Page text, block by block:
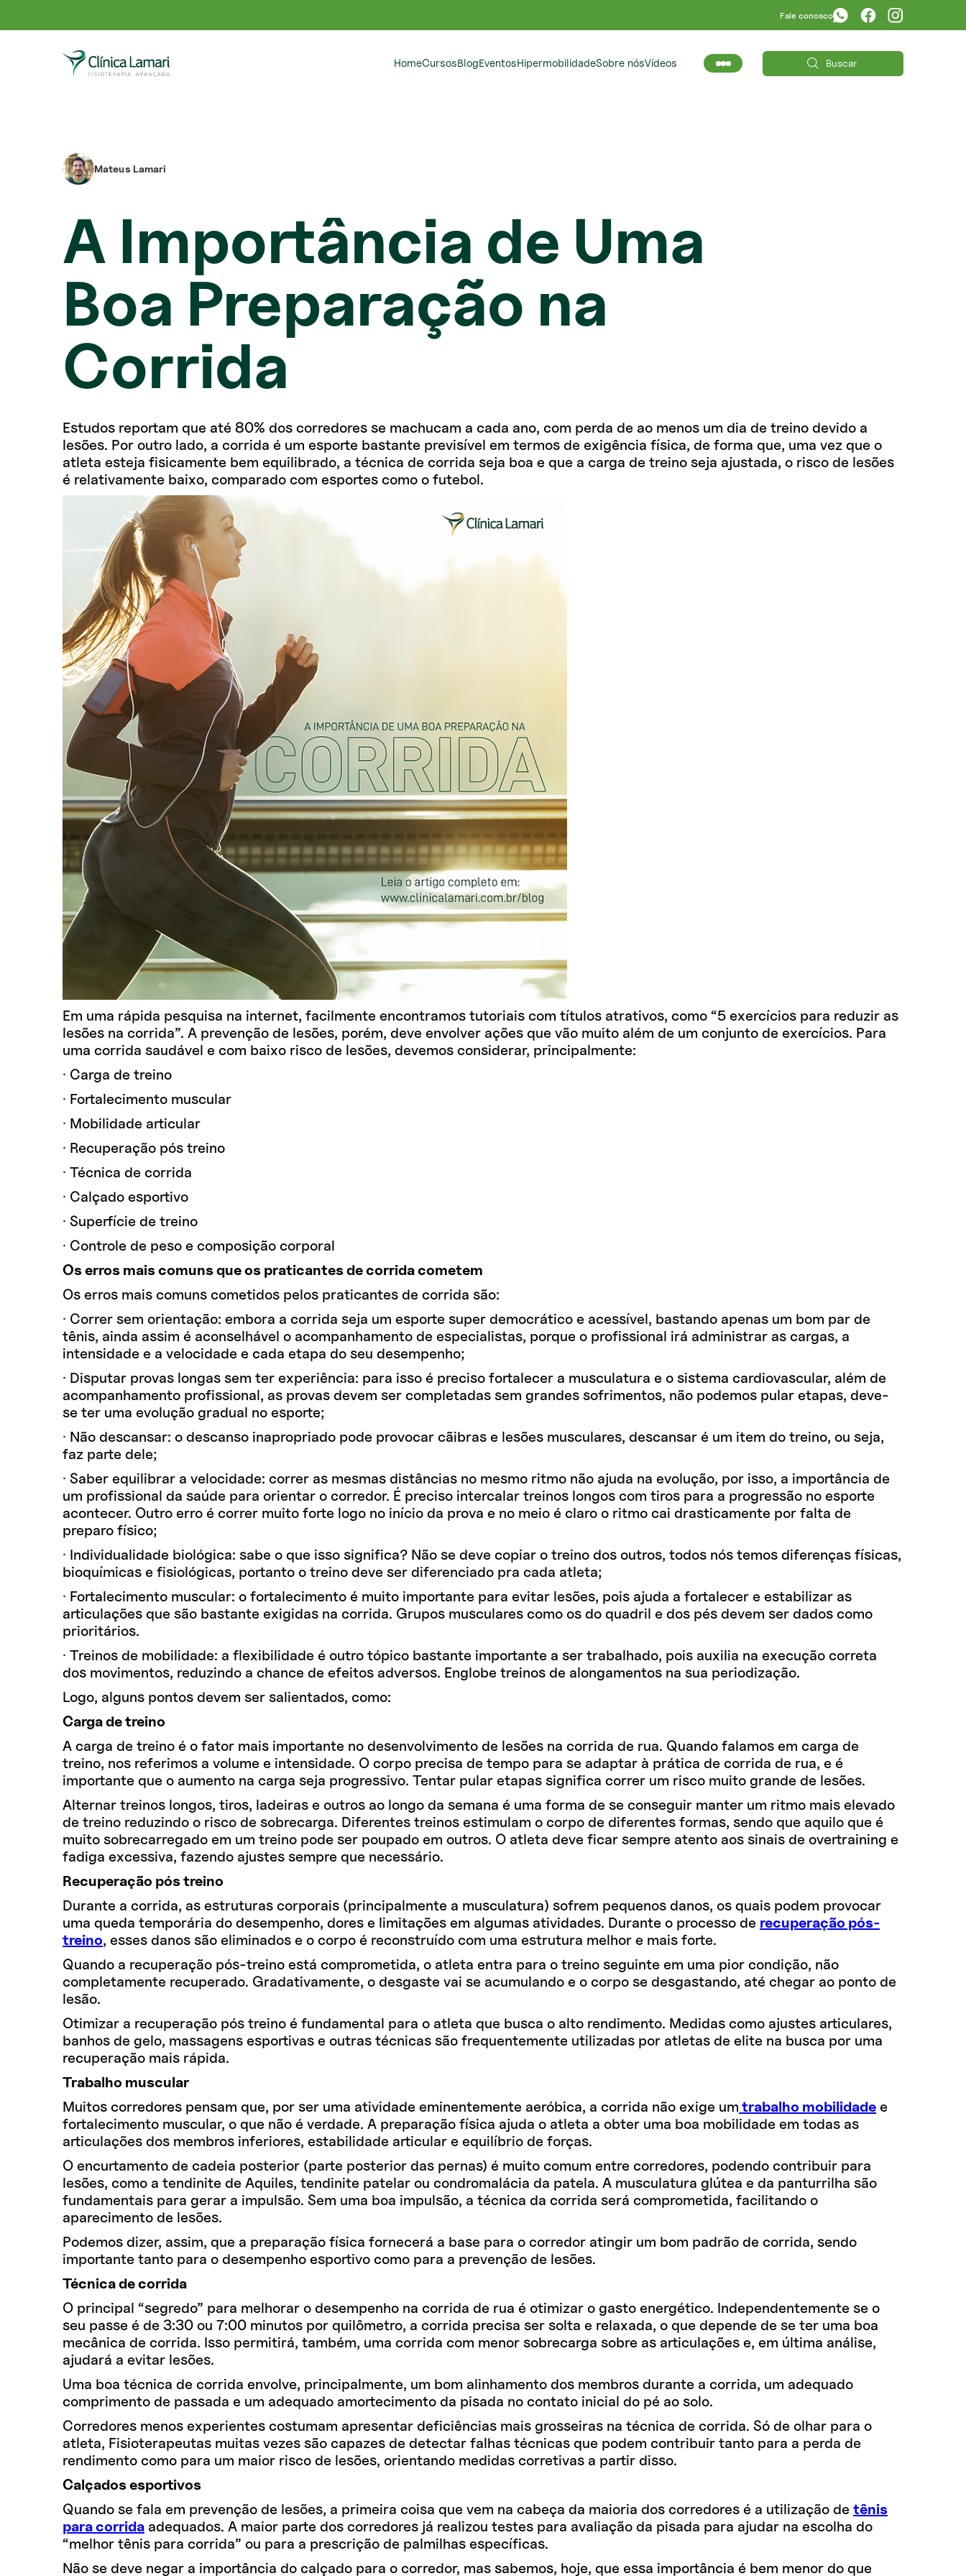
Fale conosco
HomeCursosBlogEventosHipermobilidadeSobre nósVídeos
Mateus Lamari
A Importância de Uma
Boa Preparação na
Corrida
Estudos reportam que até 80% dos corredores se machucam a cada ano, com perda de ao menos um dia de treino devido a
lesões. Por outro lado, a corrida é um esporte bastante previsível em termos de exigência física, de forma que, uma vez que o
atleta esteja fisicamente bem equilibrado, a técnica de corrida seja boa e que a carga de treino seja ajustada, o risco de lesões
é relativamente baixo, comparado com esportes como o futebol.
Em uma rápida pesquisa na internet, facilmente encontramos tutoriais com títulos atrativos, como “5 exercícios para reduzir as
lesões na corrida”. A prevenção de lesões, porém, deve envolver ações que vão muito além de um conjunto de exercícios. Para
uma corrida saudável e com baixo risco de lesões, devemos considerar, principalmente:
· Carga de treino
· Fortalecimento muscular
· Mobilidade articular
· Recuperação pós treino
· Técnica de corrida
· Calçado esportivo
· Superfície de treino
· Controle de peso e composição corporal
Os erros mais comuns que os praticantes de corrida cometem
Os erros mais comuns cometidos pelos praticantes de corrida são:
· Correr sem orientação: embora a corrida seja um esporte super democrático e acessível, bastando apenas um bom par de
tênis, ainda assim é aconselhável o acompanhamento de especialistas, porque o profissional irá administrar as cargas, a
intensidade e a velocidade e cada etapa do seu desempenho;
· Disputar provas longas sem ter experiência: para isso é preciso fortalecer a musculatura e o sistema cardiovascular, além de
acompanhamento profissional, as provas devem ser completadas sem grandes sofrimentos, não podemos pular etapas, deve-
se ter uma evolução gradual no esporte;
· Não descansar: o descanso inapropriado pode provocar cãibras e lesões musculares, descansar é um item do treino, ou seja,
faz parte dele;
· Saber equilibrar a velocidade: correr as mesmas distâncias no mesmo ritmo não ajuda na evolução, por isso, a importância de
um profissional da saúde para orientar o corredor. É preciso intercalar treinos longos com tiros para a progressão no esporte
acontecer. Outro erro é correr muito forte logo no início da prova e no meio é claro o ritmo cai drasticamente por falta de
preparo físico;
· Individualidade biológica: sabe o que isso significa? Não se deve copiar o treino dos outros, todos nós temos diferenças físicas,
bioquímicas e fisiológicas, portanto o treino deve ser diferenciado pra cada atleta;
· Fortalecimento muscular: o fortalecimento é muito importante para evitar lesões, pois ajuda a fortalecer e estabilizar as
articulações que são bastante exigidas na corrida. Grupos musculares como os do quadril e dos pés devem ser dados como
prioritários.
· Treinos de mobilidade: a flexibilidade é outro tópico bastante importante a ser trabalhado, pois auxilia na execução correta
dos movimentos, reduzindo a chance de efeitos adversos. Englobe treinos de alongamentos na sua periodização.
Logo, alguns pontos devem ser salientados, como:
Carga de treino
A carga de treino é o fator mais importante no desenvolvimento de lesões na corrida de rua. Quando falamos em carga de
treino, nos referimos a volume e intensidade. O corpo precisa de tempo para se adaptar à prática de corrida de rua, e é
importante que o aumento na carga seja progressivo. Tentar pular etapas significa correr um risco muito grande de lesões.
Alternar treinos longos, tiros, ladeiras e outros ao longo da semana é uma forma de se conseguir manter um ritmo mais elevado
de treino reduzindo o risco de sobrecarga. Diferentes treinos estimulam o corpo de diferentes formas, sendo que aquilo que é
muito sobrecarregado em um treino pode ser poupado em outros. O atleta deve ficar sempre atento aos sinais de overtraining e
fadiga excessiva, fazendo ajustes sempre que necessário.
Recuperação pós treino
Durante a corrida, as estruturas corporais (principalmente a musculatura) sofrem pequenos danos, os quais podem provocar
uma queda temporária do desempenho, dores e limitações em algumas atividades. Durante o processo de recuperação pós-
treino, esses danos são eliminados e o corpo é reconstruído com uma estrutura melhor e mais forte.
Quando a recuperação pós-treino está comprometida, o atleta entra para o treino seguinte em uma pior condição, não
completamente recuperado. Gradativamente, o desgaste vai se acumulando e o corpo se desgastando, até chegar ao ponto de
lesão.
Otimizar a recuperação pós treino é fundamental para o atleta que busca o alto rendimento. Medidas como ajustes articulares,
banhos de gelo, massagens esportivas e outras técnicas são frequentemente utilizadas por atletas de elite na busca por uma
recuperação mais rápida.
Trabalho muscular
Muitos corredores pensam que, por ser uma atividade eminentemente aeróbica, a corrida não exige um trabalho mobilidade e
fortalecimento muscular, o que não é verdade. A preparação física ajuda o atleta a obter uma boa mobilidade em todas as
articulações dos membros inferiores, estabilidade articular e equilíbrio de forças.
O encurtamento de cadeia posterior (parte posterior das pernas) é muito comum entre corredores, podendo contribuir para
lesões, como a tendinite de Aquiles, tendinite patelar ou condromalácia da patela. A musculatura glútea e da panturrilha são
fundamentais para gerar a impulsão. Sem uma boa impulsão, a técnica da corrida será comprometida, facilitando o
aparecimento de lesões.
Podemos dizer, assim, que a preparação física fornecerá a base para o corredor atingir um bom padrão de corrida, sendo
importante tanto para o desempenho esportivo como para a prevenção de lesões.
Técnica de corrida
O principal “segredo” para melhorar o desempenho na corrida de rua é otimizar o gasto energético. Independentemente se o
seu passe é de 3:30 ou 7:00 minutos por quilômetro, a corrida precisa ser solta e relaxada, o que depende de se ter uma boa
mecânica de corrida. Isso permitirá, também, uma corrida com menor sobrecarga sobre as articulações e, em última análise,
ajudará a evitar lesões.
Uma boa técnica de corrida envolve, principalmente, um bom alinhamento dos membros durante a corrida, um adequado
comprimento de passada e um adequado amortecimento da pisada no contato inicial do pé ao solo.
Corredores menos experientes costumam apresentar deficiências mais grosseiras na técnica de corrida. Só de olhar para o
atleta, Fisioterapeutas muitas vezes são capazes de detectar falhas técnicas que podem contribuir tanto para a perda de
rendimento como para um maior risco de lesões, orientando medidas corretivas a partir disso.
Calçados esportivos
Quando se fala em prevenção de lesões, a primeira coisa que vem na cabeça da maioria dos corredores é a utilização de tênis
para corrida adequados. A maior parte dos corredores já realizou testes para avaliação da pisada para ajudar na escolha do
“melhor tênis para corrida” ou para a prescrição de palmilhas específicas.
Não se deve negar a importância do calçado para o corredor, mas sabemos, hoje, que essa importância é bem menor do que